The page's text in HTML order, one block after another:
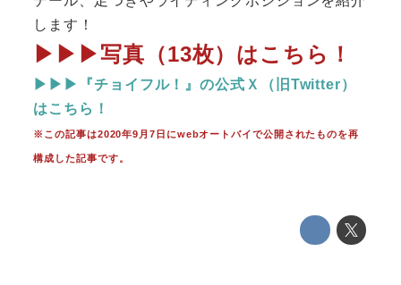
します！
▶▶▶写真（13枚）はこちら！
▶▶▶『チョイフル！』の公式Ｘ（旧Twitter）
はこちら！
※この記事は2020年9月7日にwebオートバイで公開されたものを再
構成した記事です。